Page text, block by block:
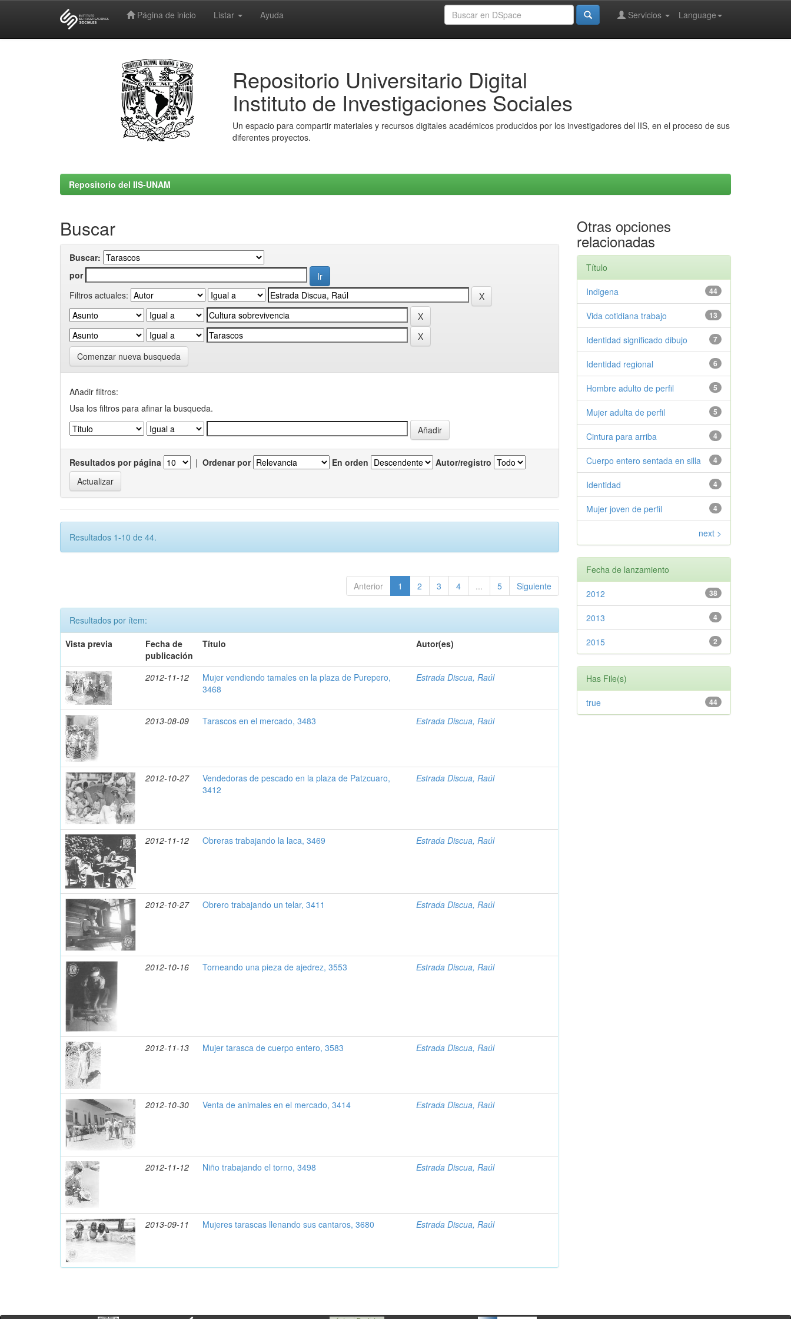
Página de inicio Listar Ayuda Language
Servicios
Repositorio Universitario Digital
Instituto de Investigaciones Sociales
Un espacio para compartir materiales y recursos digitales académicos producidos por los investigadores del IIS, en el proceso de sus
diferentes proyectos.
Repositorio del IIS-UNAM
Buscar
Buscar:
por
Filtros actuales:
Comenzar nueva busqueda
Añadir filtros:
Usa los filtros para afinar la busqueda.
Resultados por página | Ordenar por En orden Autor/registro
Resultados 1-10 de 44.
Anterior 1 2 3 4 ... 5 Siguiente
Resultados por ítem:
Vista previa
Fecha de
publicación
Título Autor(es)
2012-11-12
Mujer vendiendo tamales en la plaza de Purepero,
3468
Estrada Discua, Raúl
2013-08-09 Tarascos en el mercado, 3483 Estrada Discua, Raúl
2012-10-27
Vendedoras de pescado en la plaza de Patzcuaro,
3412
Estrada Discua, Raúl
2012-11-12 Obreras trabajando la laca, 3469 Estrada Discua, Raúl
2012-10-27 Obrero trabajando un telar, 3411 Estrada Discua, Raúl
2012-10-16 Torneando una pieza de ajedrez, 3553 Estrada Discua, Raúl
2012-11-13 Mujer tarasca de cuerpo entero, 3583 Estrada Discua, Raúl
2012-10-30 Venta de animales en el mercado, 3414 Estrada Discua, Raúl
2012-11-12 Niño trabajando el torno, 3498 Estrada Discua, Raúl
2013-09-11 Mujeres tarascas llenando sus cantaros, 3680 Estrada Discua, Raúl
Otras opciones
relacionadas
Título
44
Indigena
13
Vida cotidiana trabajo
7
Identidad significado dibujo
6
Identidad regional
5
Hombre adulto de perfil
5
Mujer adulta de perfil
4
Cintura para arriba
4
Cuerpo entero sentada en silla
4
Identidad
4
Mujer joven de perfil
next >
Fecha de lanzamiento
38
2012
4
2013
2
2015
Has File(s)
44
true